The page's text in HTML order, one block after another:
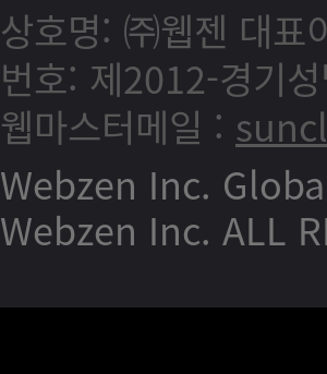
상호명: ㈜웹젠 대표
번호: 제2012-경기
웹마스터메일 :
Webzen Inc.
Webzen Inc. ALL